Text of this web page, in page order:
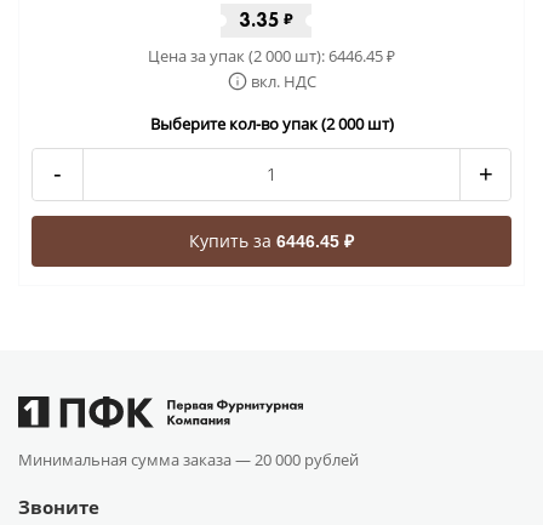
3.35 ₽
Цена за упак (2 000 шт):6446.45₽
вкл. НДС
Выберите кол-во упак (2 000 шт)
- +
Купить за 6446.45 ₽
Минимальная сумма заказа — 20 000 рублей
Звоните